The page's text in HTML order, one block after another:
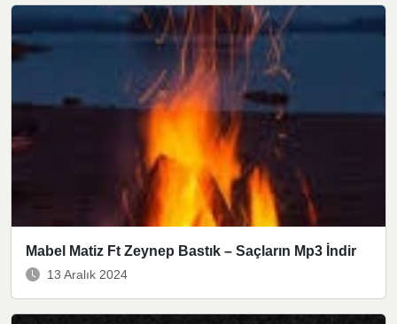
Mabel Matiz Ft Zeynep Bastık – Saçların Mp3 İndir
13 Aralık 2024